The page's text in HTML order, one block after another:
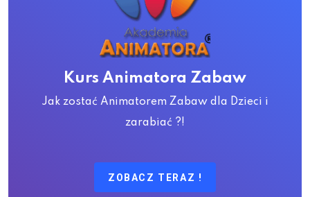
Kurs Animatora Zabaw
Jak zostać Animatorem Zabaw dla Dzieci i
zarabiać ?!
ZOBACZ TERAZ !